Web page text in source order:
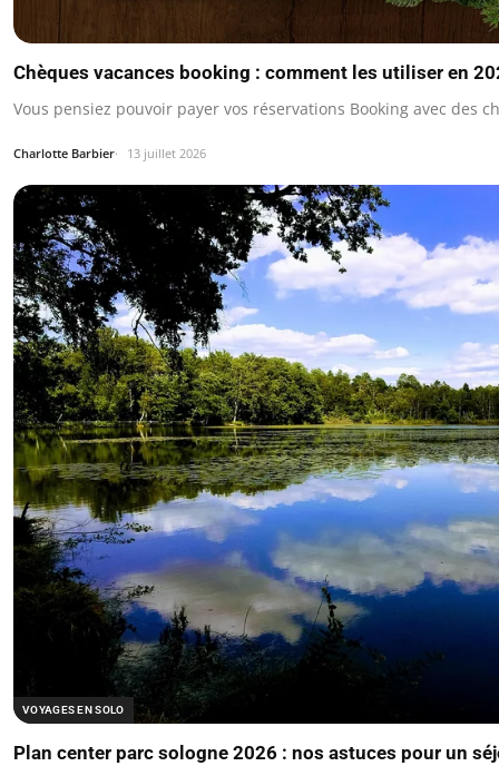
Chèques vacances booking : comment les utiliser en
Vous pensiez pouvoir payer vos réservations Booking avec des
Charlotte Barbier 13 juillet 2026
VOYAGES EN SOLO
Plan center parc sologne 2026 : nos astuces pour un